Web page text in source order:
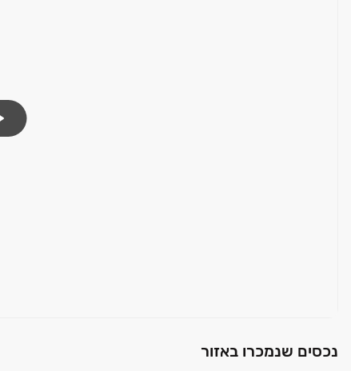
נכסים שנמכרו באזור